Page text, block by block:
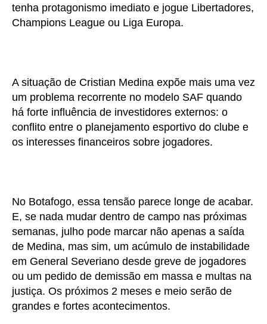
tenha protagonismo imediato e jogue Libertadores,
Champions League ou Liga Europa.
A situação de Cristian Medina expõe mais uma vez
um problema recorrente no modelo SAF quando
há forte influência de investidores externos: o
conflito entre o planejamento esportivo do clube e
os interesses financeiros sobre jogadores.
No Botafogo, essa tensão parece longe de acabar.
E, se nada mudar dentro de campo nas próximas
semanas, julho pode marcar não apenas a saída
de Medina, mas sim, um acúmulo de instabilidade
em General Severiano desde greve de jogadores
ou um pedido de demissão em massa e multas na
justiça. Os próximos 2 meses e meio serão de
grandes e fortes acontecimentos.